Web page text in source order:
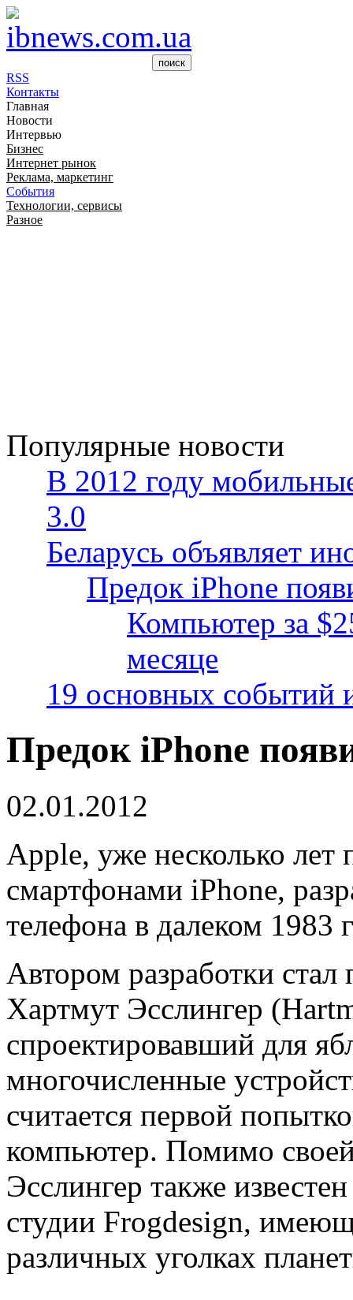
RSS
Контакты
Главная
Новости
Интервью
Бизнес
Интернет рынок
Реклама, маркетинг
События
Технологии, сервисы
Разное
Популярные новости
В 2012 году
3.0
Беларусь объявляет
Предок iPhone
Компьютер за
месяце
19 основных событий
Предок iPhone
02.01.2012
Apple, уже несколько
смартфонами iPhone,
телефона в далеком 1983
Автором разработки
Хартмут Эсслингер
спроектировавший для
многочисленные
считается первой
компьютер. Помимо
Эсслингер также
студии Frogdesign,
различных уголках